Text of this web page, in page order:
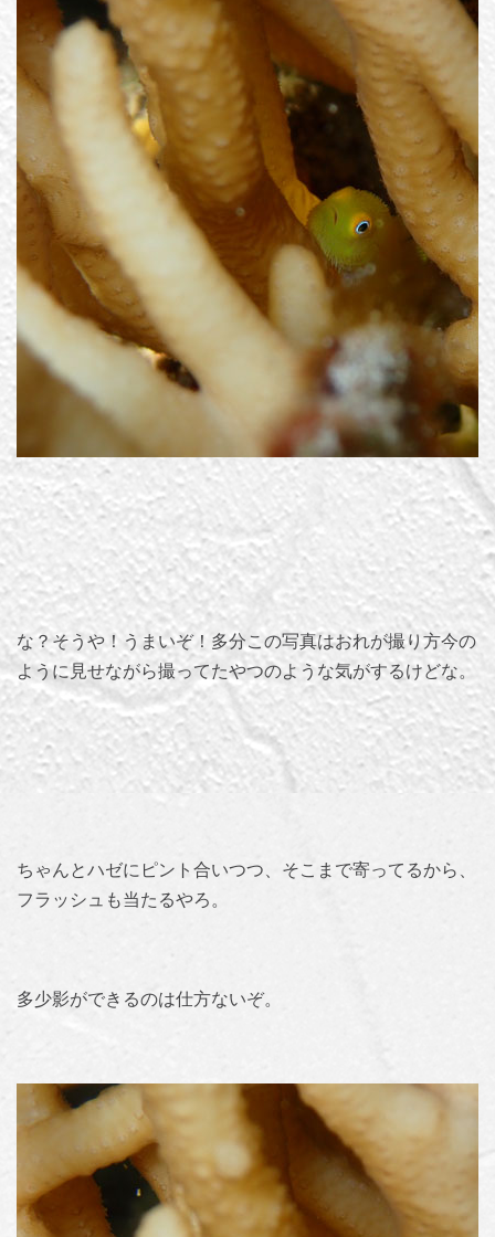
な？そうや！うまいぞ！多分この写真はおれが撮り方今の
ように見せながら撮ってたやつのような気がするけどな。
ちゃんとハゼにピント合いつつ、そこまで寄ってるから、
フラッシュも当たるやろ。
多少影ができるのは仕方ないぞ。